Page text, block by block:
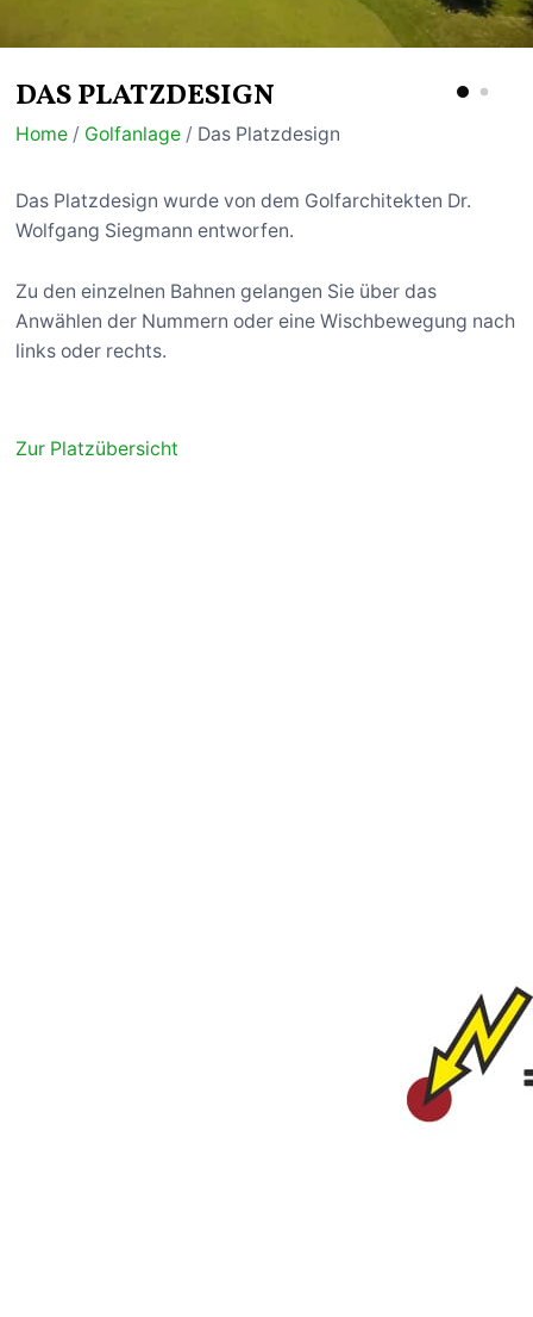
DAS PLATZDESIGN
Home / Golfanlage / Das Platzdesign
Das Platzdesign wurde von dem Golfarchitekten Dr.
Wolfgang Siegmann entworfen.
Zu den einzelnen Bahnen gelangen Sie über das
Anwählen der Nummern oder eine Wischbewegung nach
links oder rechts.
Zur Platzübersicht